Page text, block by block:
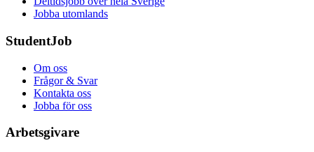
Jobba utomlands
StudentJob
Om oss
Frågor & Svar
Kontakta oss
Jobba för oss
Arbetsgivare